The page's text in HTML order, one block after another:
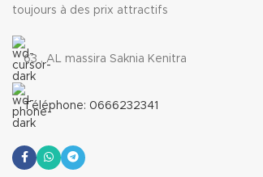
toujours à des prix attractifs
63 , AL massira Saknia Kenitra
Téléphone: 0666232341